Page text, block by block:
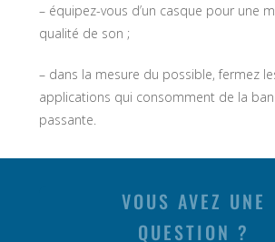
– équipez-vous d’un casque pour une
qualité de son ;
– dans la mesure du possible, fermez
applications qui consomment de la
passante.
VOUS AVEZ UNE
QUESTION ?